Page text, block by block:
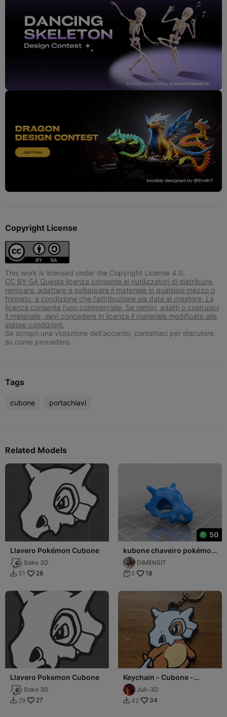
Copyright License
This work is licensed under the Copyright License 4.0.
CC BY-SA Questa licenza consente ai riutilizzatori di distribuire,
remixare, adattare e sviluppare il materiale in qualsiasi mezzo o
formato, a condizione che l'attribuzione sia data al creatore. La
licenza consente l'uso commerciale. Se remixi, adatti o costruisci
il materiale, devi concedere in licenza il materiale modificato alle
stesse condizioni.
Se scropri una violazione dell'accordo, contattaci per discutere
su come procedere.
Tags
cubone portachiavi
Related Models
Llavero Pokémon Cubone
Soko 3D
 31 28
50
kubone chaveiro pokémon
Key DIMENSIT
 5 18
Llavero Pokemon Cubone
Soko 3D
 29 27
Keychain - Cubone -
stl/3mfJuli-3D
 42 34